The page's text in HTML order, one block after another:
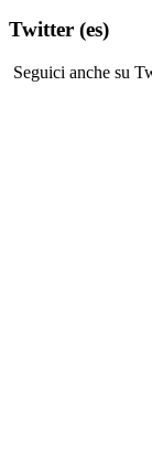
Twitter (es)
Seguici anche su